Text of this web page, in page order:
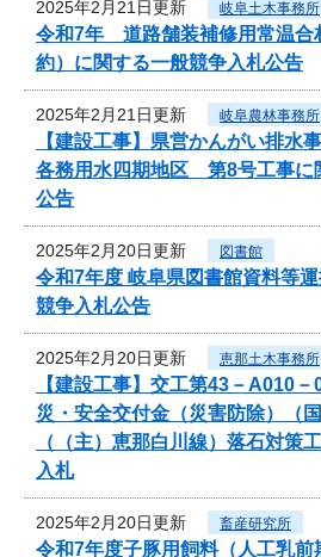
2025年2月21日更新 岐阜土木事務所
令和7年 道路舗装補修用常温合
約）に関する一般競争入札公告
2025年2月21日更新 岐阜農林事務所
【建設工事】県営かんがい排水
各務用水四期地区 第8号工事に
公告
2025年2月20日更新 図書館
令和7年度 岐阜県図書館資料等
競争入札公告
2025年2月20日更新 恵那土木事務所
【建設工事】交工第43－A010
災・安全交付金（災害防除）（
（（主）恵那白川線）落石対策
入札
2025年2月20日更新 畜産研究所
令和7年度子豚用飼料（人工乳前